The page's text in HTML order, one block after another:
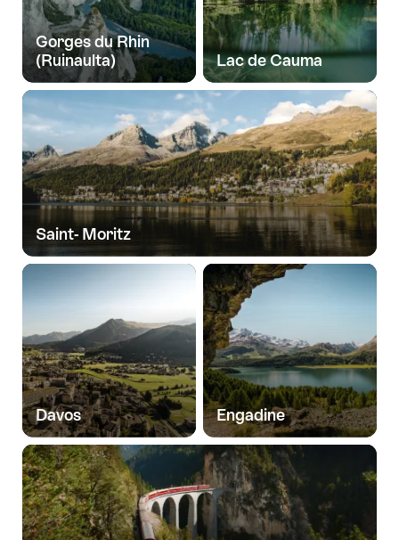
Gorges du Rhin
(Ruinaulta)
Lac de Cauma
Saint- Moritz
Davos Engadine